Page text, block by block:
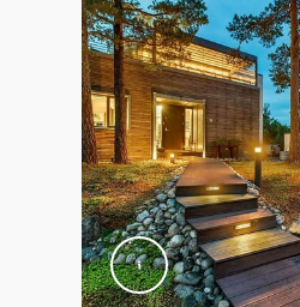
Integrert LED
Lysegenskaper
Fargegjengivelsesindeks (CRI)
Fargetemperatur
2000-6500 K